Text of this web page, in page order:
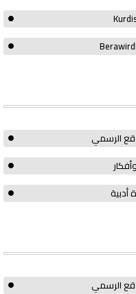
الرسمي
أدبية
الرسمي